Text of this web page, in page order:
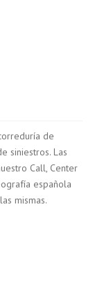
de
siniestros. Las
Call, Center
española
mismas.